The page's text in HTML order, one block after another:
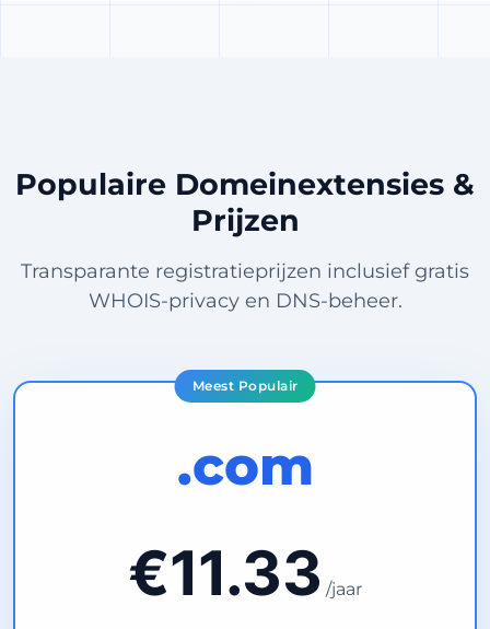
Populaire Domeinextensies &
Prijzen
Transparante registratieprijzen inclusief gratis
WHOIS-privacy en DNS-beheer.
Meest Populair
.com
€11.33 /jaar